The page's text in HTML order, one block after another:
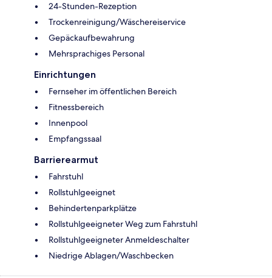
24-Stunden-Rezeption
Trockenreinigung/Wäschereiservice
Gepäckaufbewahrung
Mehrsprachiges Personal
Einrichtungen
Fernseher im öffentlichen Bereich
Fitnessbereich
Innenpool
Empfangssaal
Barrierearmut
Fahrstuhl
Rollstuhlgeeignet
Behindertenparkplätze
Rollstuhlgeeigneter Weg zum Fahrstuhl
Rollstuhlgeeigneter Anmeldeschalter
Niedrige Ablagen/Waschbecken